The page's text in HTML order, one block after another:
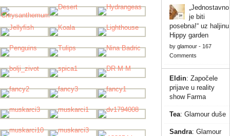
„Jednostavno
je biti
posebna!“ uz haljinu
Hippy garden
by glamour- 167
Comments
Eldin: Započele
prijave u reality
show Farma
Tea: Glamour duše
Sandra: Glamour